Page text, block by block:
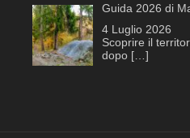
Guida 2026 di
4 Luglio 2026
Scoprire il
dopo […]